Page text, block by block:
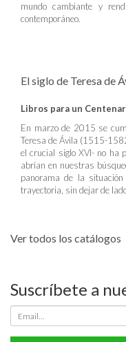
mundo cambiante y
contemporáneo.
El siglo de Teresa de
Libros para un
En marzo de 2015 se
Teresa de Ávila (1515-
el crucial siglo XVI- no ha
abrían en nuestras
panorama de la
trayectoria, sin dejar de
Ver todos los catálogos
Suscríbete a